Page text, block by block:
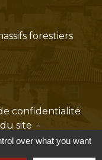
forestiers
confidentialité
site -
over what you want